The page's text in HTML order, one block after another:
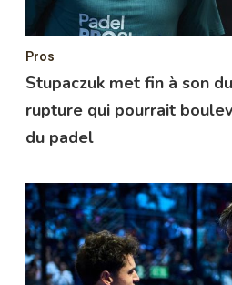
Pros
Stupaczuk met fin à son
rupture qui pourrait
du padel